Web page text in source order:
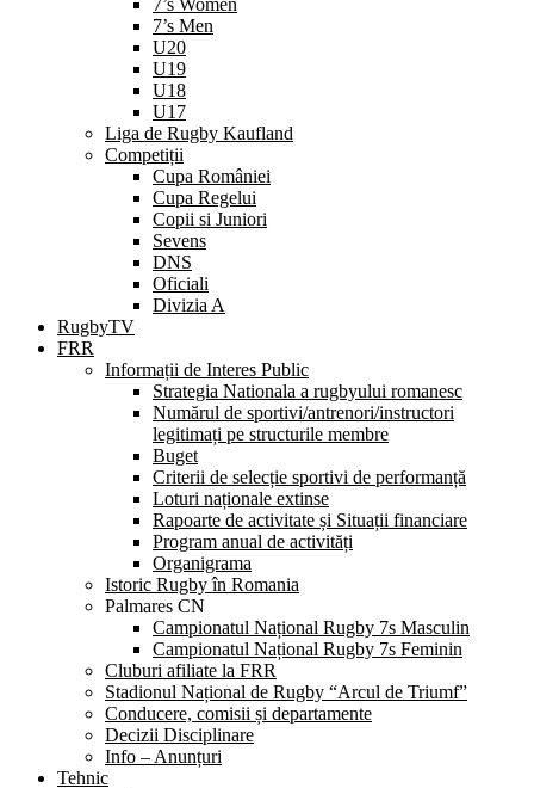
7’s Women
7’s Men
U20
U19
U18
U17
Liga de Rugby Kaufland
Competiții
Cupa României
Cupa Regelui
Copii si Juniori
Sevens
DNS
Oficiali
Divizia A
RugbyTV
FRR
Informații de Interes Public
Strategia Nationala a rugbyului romanesc
Numărul de sportivi/antrenori/instructori
legitimați pe structurile membre
Buget
Criterii de selecție sportivi de performanță
Loturi naționale extinse
Rapoarte de activitate și Situații financiare
Program anual de activități
Organigrama
Istoric Rugby în Romania
Palmares CN
Campionatul Național Rugby 7s Masculin
Campionatul Național Rugby 7s Feminin
Cluburi afiliate la FRR
Stadionul Național de Rugby “Arcul de Triumf”
Conducere, comisii și departamente
Decizii Disciplinare
Info – Anunțuri
Tehnic